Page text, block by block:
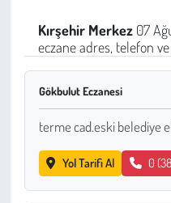
Kırşehir Merkez07
eczane adres, telefon
Gökbulut Eczanesi
terme cad.eski belediye
Yol Tarifi Al 0
Sağlık
Kadın
Emek
Spor
Çocuk